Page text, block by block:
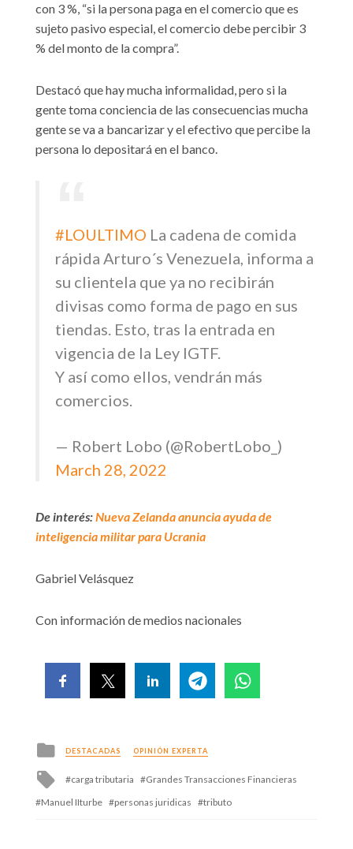
con 3 %, “si la persona paga en el comercio que es
sujeto pasivo especial, el comercio debe percibir 3
% del monto de la compra”.
Destacó que hay mucha informalidad, pero si la
gente toma conciencia de las consecuencias mucha
gente se va a bancarizar y el efectivo que percibe la
persona lo depositará en el banco.
#LOULTIMO La cadena de comida
rápida Arturo´s Venezuela, informa a
su clientela que ya no recibirán
divisas como forma de pago en sus
tiendas. Esto, tras la entrada en
vigencia de la Ley IGTF.
Y así como ellos, vendrán más
comercios.
— Robert Lobo (@RobertLobo_)
March 28, 2022
De interés:Nueva Zelanda anuncia ayuda de
inteligencia militar para Ucrania
Gabriel Velásquez
Con información de medios nacionales
Posted
in
DESTACADAS OPINIÓN EXPERTA
Tagged
carga tributaria
Grandes Transacciones Financieras
Manuel IIturbe
personas juridicas tributo